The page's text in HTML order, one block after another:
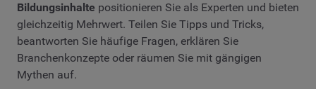
Bildungsinhalte positionieren Sie als Experten und bieten
gleichzeitig Mehrwert. Teilen Sie Tipps und Tricks,
beantworten Sie häufige Fragen, erklären Sie
Branchenkonzepte oder räumen Sie mit gängigen
Mythen auf.